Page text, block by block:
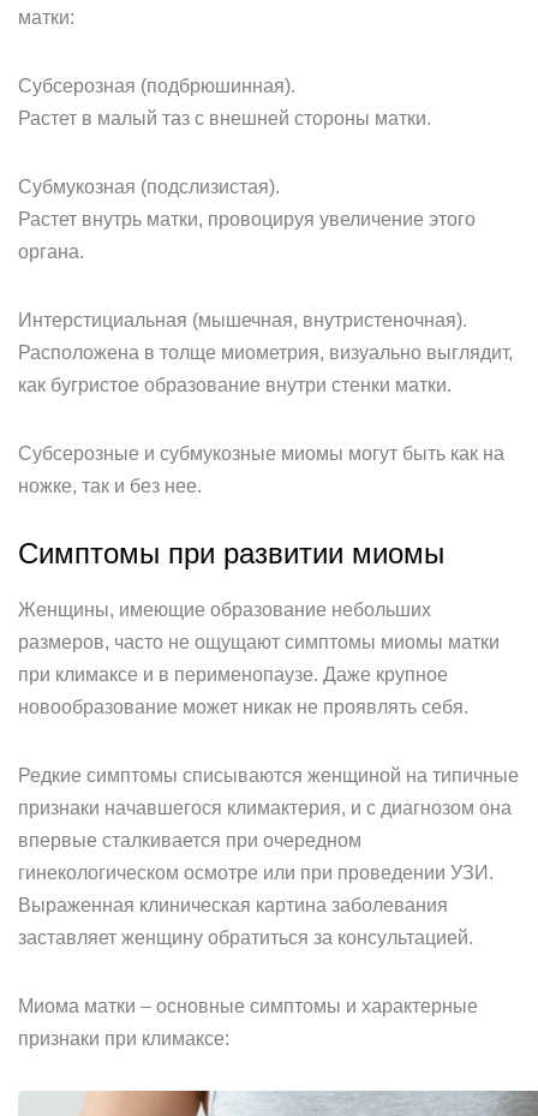
матки:
Субсерозная (подбрюшинная).
Растет в малый таз с внешней стороны матки.
Субмукозная (подслизистая).
Растет внутрь матки, провоцируя увеличение этого
органа.
Интерстициальная (мышечная, внутристеночная).
Расположена в толще миометрия, визуально выглядит,
как бугристое образование внутри стенки матки.
Субсерозные и субмукозные миомы могут быть как на
ножке, так и без нее.
Симптомы при развитии миомы
Женщины, имеющие образование небольших
размеров, часто не ощущают симптомы миомы матки
при климаксе и в перименопаузе. Даже крупное
новообразование может никак не проявлять себя.
Редкие симптомы списываются женщиной на типичные
признаки начавшегося климактерия, и с диагнозом она
впервые сталкивается при очередном
гинекологическом осмотре или при проведении УЗИ.
Выраженная клиническая картина заболевания
заставляет женщину обратиться за консультацией.
Миома матки – основные симптомы и характерные
признаки при климаксе: